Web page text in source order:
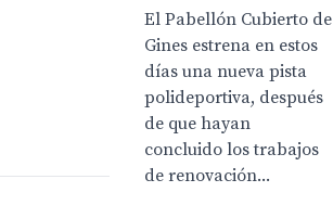
El Pabellón Cubierto de
Gines estrena en estos
días una nueva pista
polideportiva, después
de que hayan
concluido los trabajos
de renovación...